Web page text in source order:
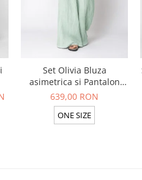
Set Olivia Bluza
asimetrica si Pantalon
lung din 100% in Light
Olive
639,00 RON
ONE SIZE